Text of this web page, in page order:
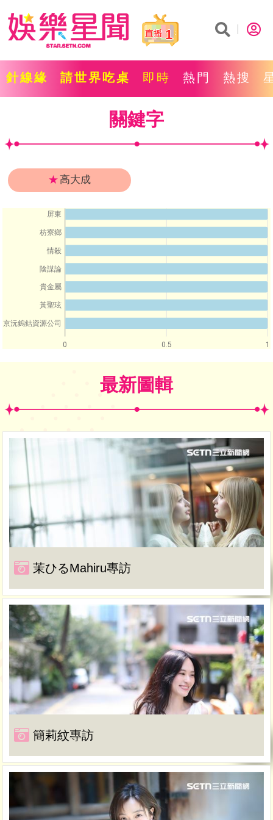
1
針線緣 請世界吃桌 即時 熱門 熱搜
關鍵字
★ 高大成
0 0.5 1
屏東
枋寮鄉
情殺
陰謀論
貴金屬
黃聖玹
京沅鎢鈷資源公司
最新圖輯
茉ひるMahiru專訪
簡莉紋專訪